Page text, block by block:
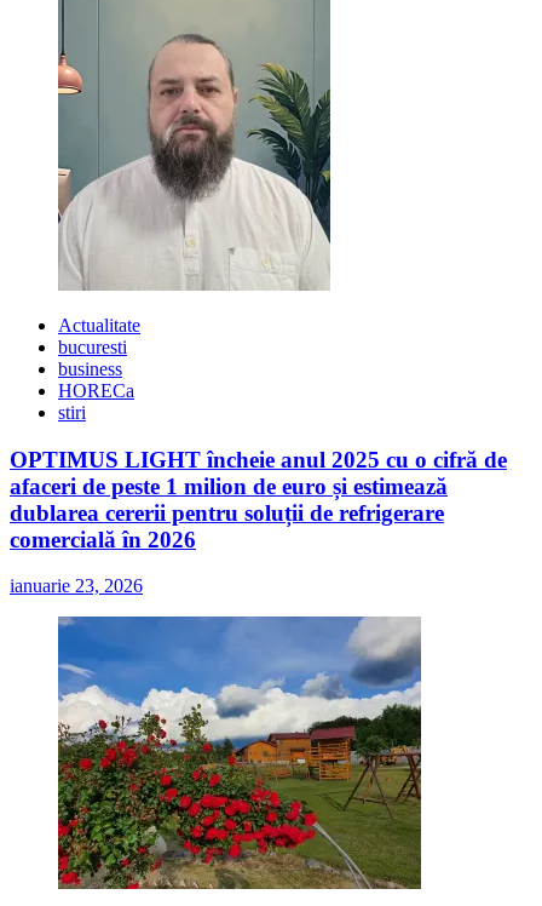
jumătatea
2020
Actualitate
bucuresti
business
HORECa
stiri
OPTIMUS LIGHT încheie anul 2025 cu o cifră de
afaceri de peste 1 milion de euro și estimează
dublarea cererii pentru soluții de refrigerare
comercială în 2026
ianuarie 23, 2026